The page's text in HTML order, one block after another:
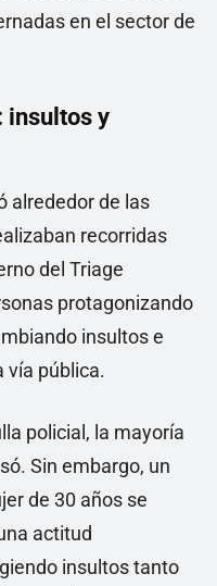
en el sector de
insultos y
alrededor de las
recorridas
del Triage
protagonizando
insultos e
vía pública.
policial, la mayoría
Sin embargo, un
de 30 años se
actitud
insultos tanto